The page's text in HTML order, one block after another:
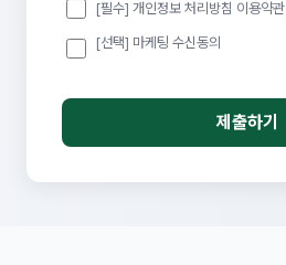
[필수] 개인정보 처리방침 이용약관
[선택] 마케팅 수신동의
제출하기